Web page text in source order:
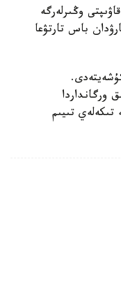
وڭىرلەرگە
باس تارتۋعا
يمميگراتسيالىق ورگانداردا
تىكەلەي تىيىم